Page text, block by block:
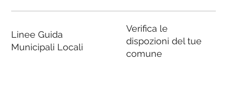
Linee Guida
Municipali Locali
Verifica le
dispozioni del tue
comune